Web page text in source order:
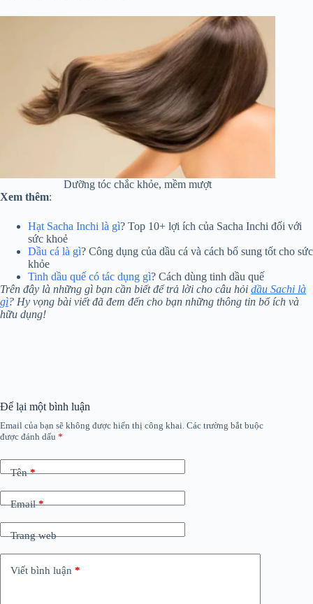
Dưỡng tóc chắc khỏe, mềm mượt
Xem thêm:
Hạt Sacha Inchi là gì? Top 10+ lợi ích của Sacha Inchi đối với
sức khoẻ
Dầu cá là gì? Công dụng của dầu cá và cách bổ sung tốt cho sức
khỏe
Tinh dầu quế có tác dụng gì? Cách dùng tinh dầu quế
Trên đây là những gì bạn cần biết để trả lời cho câu hỏi dầu Sachi là
gì? Hy vọng bài viết đã đem đến cho bạn những thông tin bổ ích và
hữu dụng!
Để lại một bình luận
Email của bạn sẽ không được hiển thị công khai. Các trường bắt buộc
được đánh dấu *
Tên*
Email*
Trang web
Viết bình luận *